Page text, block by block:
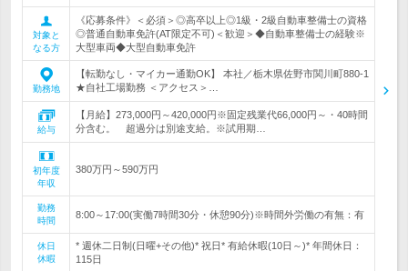
対象と
なる方
《応募条件》＜必須＞◎高卒以上◎1級・2級自動車整備士の資格
◎普通自動車免許(AT限定不可)＜歓迎＞◆自動車整備士の経験※
大型車両◆大型自動車免許
勤務地
【転勤なし・マイカー通勤OK】 本社／栃木県佐野市関川町880-1
★自社工場勤務 ＜アクセス＞…
給与
【月給】273,000円～420,000円※固定残業代66,000円～・40時間
分含む。 超過分は別途支給。※試用期…
初年度
年収
380万円～590万円
勤務
時間
8:00～17:00(実働7時間30分・休憩90分)※時間外労働の有無：有
休日
休暇
* 週休二日制(日曜+その他)* 祝日* 有給休暇(10日～)* 年間休日：
115日